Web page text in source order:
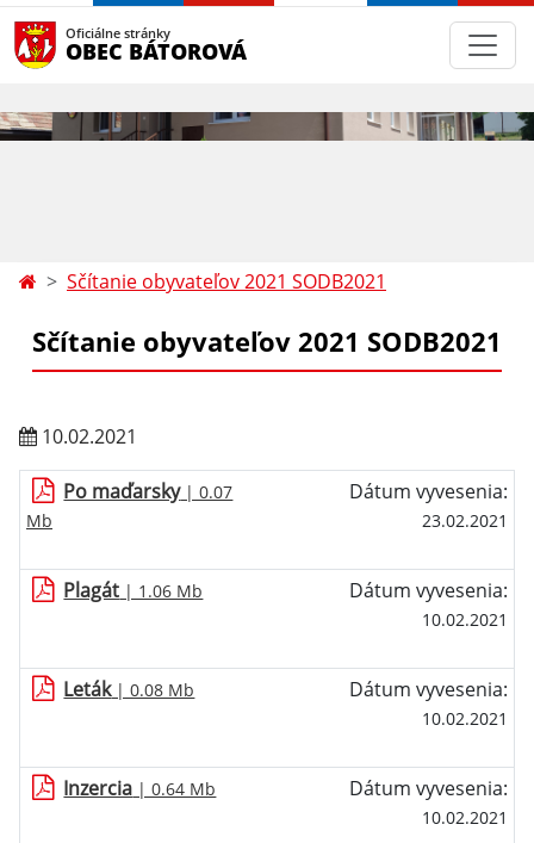
Oficiálne stránky
OBEC BÁTOROVÁ
Sčítanie obyvateľov 2021 SODB2021
Sčítanie obyvateľov 2021 SODB2021
10.02.2021
Po maďarsky| 0.07
Mb
Dátum vyvesenia:
23.02.2021
Plagát | 1.06 Mb Dátum vyvesenia:
10.02.2021
Leták| 0.08 Mb Dátum vyvesenia:
10.02.2021
Inzercia | 0.64 Mb Dátum vyvesenia:
10.02.2021